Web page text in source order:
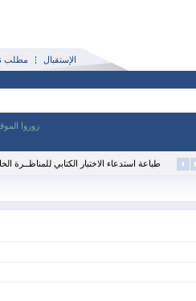
الإستقبال مطلب
زوروا
طباعة استدعاء الاختبار الكتابي للمناظــرة